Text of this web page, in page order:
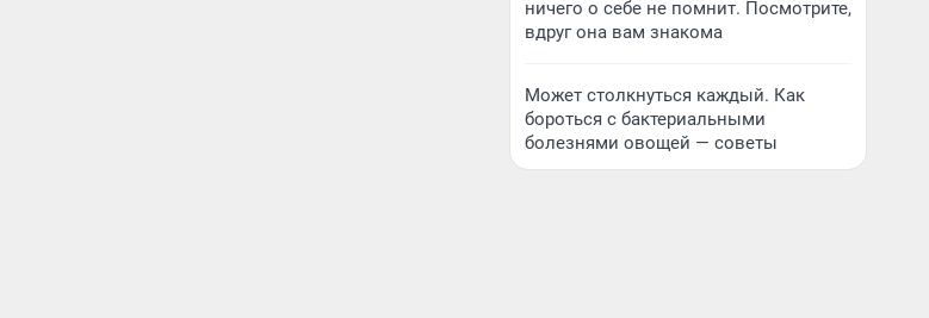
ничего о себе не помнит. Посмотрите,
вдруг она вам знакома
Может столкнуться каждый. Как
бороться с бактериальными
болезнями овощей — советы